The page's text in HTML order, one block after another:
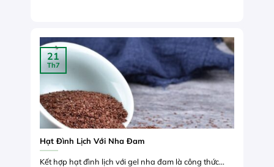
Hạt Đình Lịch Với Nha Đam
Kết hợp hạt đình lịch với gel nha đam là công thức...
21
Th7